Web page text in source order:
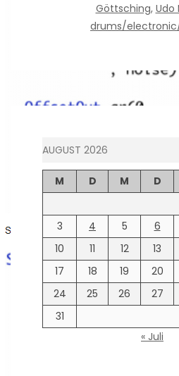
Göttsching, Udo
drums/
AUGUST 2026
M D M D
3
4 5 6
10
11 12 13
17
18 19 20
24
25 26 27
31
« Juli